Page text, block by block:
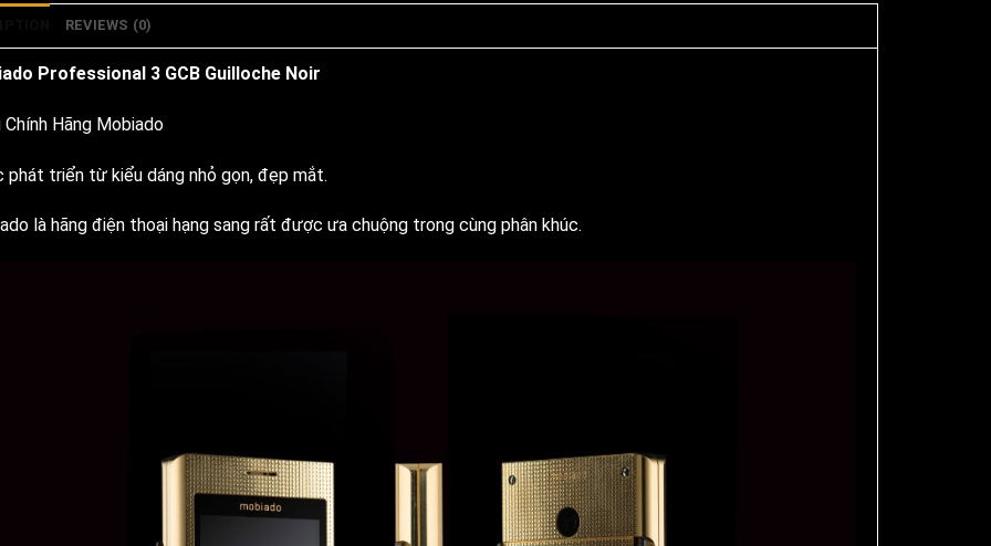
REVIEWS (0)
Professional 3 GCB Guilloche Noir
Chính Hãng Mobiado
phát triển từ kiểu dáng nhỏ gọn, đẹp mắt.
là hãng điện thoại hạng sang rất được ưa chuộng trong cùng phân khúc.